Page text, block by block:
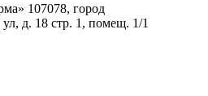
107078, город
д. 18 стр. 1, помещ. 1/1